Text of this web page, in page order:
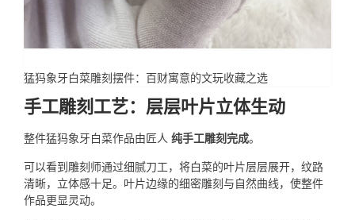
猛犸象牙白菜雕刻摆件：百财寓意的文玩收藏之选
手工雕刻工艺：层层叶片立体生动
整件猛犸象牙白菜作品由匠人 纯手工雕刻完成。
可以看到雕刻师通过细腻刀工，将白菜的叶片层层展开，纹路
清晰，立体感十足。叶片边缘的细密雕刻与自然曲线，使整件
作品更显灵动。